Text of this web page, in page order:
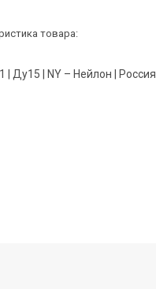
товара:
| Ду15 | NY – Нейлон | Россия